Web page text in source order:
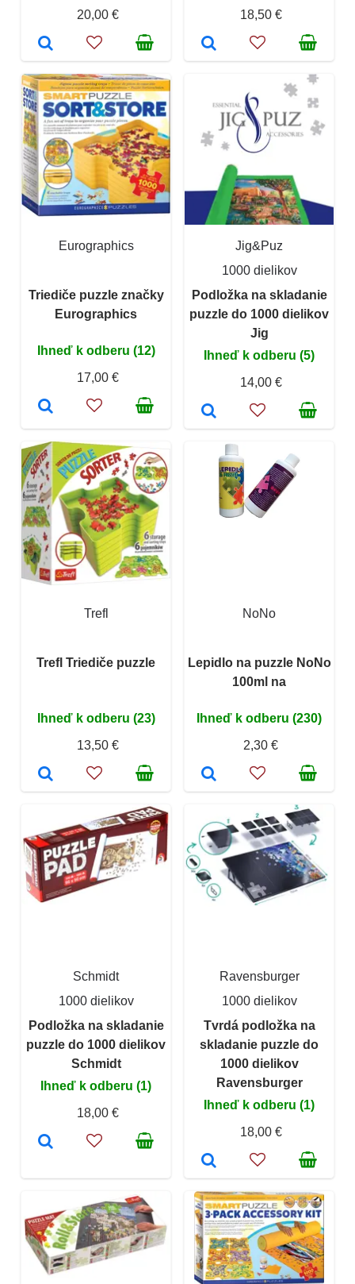
20,00 €
18,50 €
Eurographics
Triediče puzzle značky
Eurographics
Ihneď k odberu (12)
17,00 €
Jig&Puz
1000 dielikov
Podložka na skladanie
puzzle do 1000 dielikov
Jig
Ihneď k odberu (5)
14,00 €
Trefl
Trefl Triediče puzzle
Ihneď k odberu (23)
13,50 €
NoNo
Lepidlo na puzzle NoNo
100ml na
Ihneď k odberu (230)
2,30 €
Schmidt
1000 dielikov
Podložka na skladanie
puzzle do 1000 dielikov
Schmidt
Ihneď k odberu (1)
18,00 €
Ravensburger
1000 dielikov
Tvrdá podložka na
skladanie puzzle do
1000 dielikov
Ravensburger
Ihneď k odberu (1)
18,00 €